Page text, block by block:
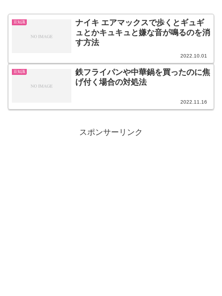
豆知識
ナイキ エアマックスで歩くとギュギ
ュとかキュキュと嫌な音が鳴るのを消
す方法
2022.10.01
豆知識
鉄フライパンや中華鍋を買ったのに焦
げ付く場合の対処法
2022.11.16
スポンサーリンク